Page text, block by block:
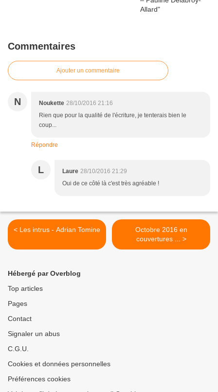
Commentaires
Ajouter un commentaire
N Noukette 28/10/2016 21:16
Rien que pour la qualité de l'écriture, je tenterais bien le
coup...
Répondre
L Laure 28/10/2016 21:29
Oui de ce côté là c'est très agréable !
< Les intrus - Adrian Tomine
Octobre 2016 en
couvertures ... >
Hébergé par Overblog
Top articles
Pages
Contact
Signaler un abus
C.G.U.
Cookies et données personnelles
Préférences cookies